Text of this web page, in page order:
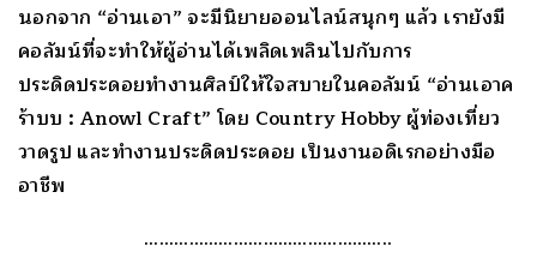
นอกจาก “อ่านเอา” จะมีนิยายออนไลน์สนุกๆ แล้ว เรายังมี
คอลัมน์ที่จะทำให้ผู้อ่านได้เพลิดเพลินไปกับการ
ประดิดประดอยทำงานศิลป์ให้ใจสบายในคอลัมน์ “อ่านเอาค
ร้าบบ : Anowl Craft” โดย Country Hobby ผู้ท่องเที่ยว
วาดรูป และทำงานประดิดประดอย เป็นงานอดิเรกอย่างมือ
อาชีพ
…………………………………………..